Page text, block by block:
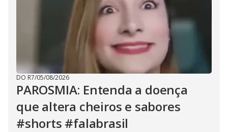
DO R7/05/08/2026
PAROSMIA: Entenda a doença
que altera cheiros e sabores
#shorts #falabrasil